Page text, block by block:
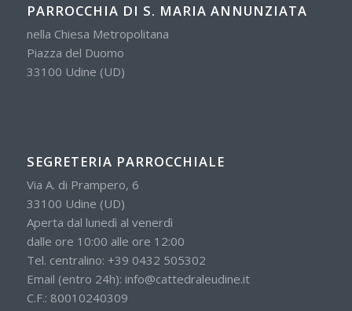
PARROCCHIA DI S. MARIA ANNUNZIATA
nella Chiesa Metropolitana
Piazza del Duomo
33100 Udine (UD)
SEGRETERIA PARROCCHIALE
Via A. di Prampero, 6
33100 Udine (UD)
Aperta dal lunedì al venerdì
dalle ore 10:00 alle ore 12:00
Tel. centralino: +39 0432 505302
Email (entro 24h): info@cattedraleudine.it
C.F.: 80010240309